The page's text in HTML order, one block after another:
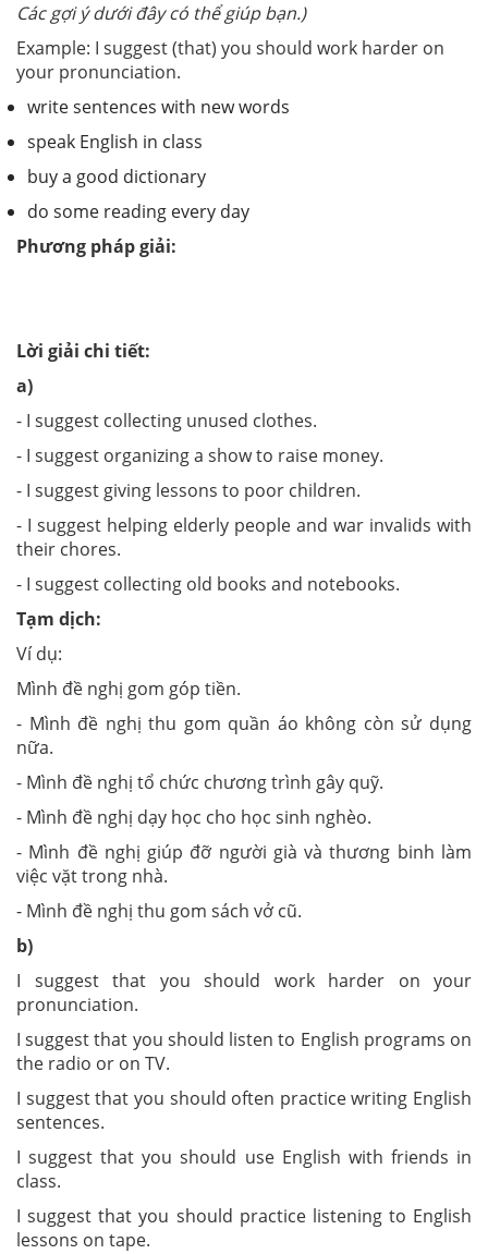
Các gợi ý dưới đây có thể giúp bạn.)
Example: I suggest (that) you should work harder on
your pronunciation.
write sentences with new words
speak English in class
buy a good dictionary
do some reading every day
Phương pháp giải:
Lời giải chi tiết:
a)
- I suggest collecting unused clothes.
- I suggest organizing a show to raise money.
- I suggest giving lessons to poor children.
- I suggest helping elderly people and war invalids with
their chores.
- I suggest collecting old books and notebooks.
Tạm dịch:
Ví dụ:
Mình đề nghị gom góp tiền.
- Mình đề nghị thu gom quần áo không còn sử dụng
nữa.
- Mình đề nghị tổ chức chương trình gây quỹ.
- Mình đề nghị dạy học cho học sinh nghèo.
- Mình đề nghị giúp đỡ người già và thương binh làm
việc vặt trong nhà.
- Mình đề nghị thu gom sách vở cũ.
b)
I suggest that you should work harder on your
pronunciation.
I suggest that you should listen to English programs on
the radio or on TV.
I suggest that you should often practice writing English
sentences.
I suggest that you should use English with friends in
class.
I suggest that you should practice listening to English
lessons on tape.